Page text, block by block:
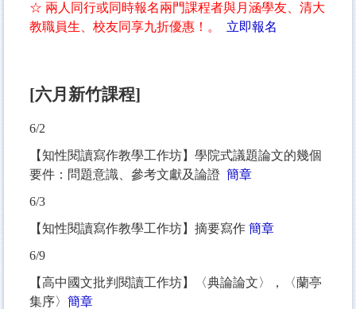
☆ 兩人同行或同時報名兩門課程者與月涵學友、清大
教職員生、校友同享九折優惠！。
立即報名
[六月新竹課程]
6/2
【知性閱讀寫作教學工作坊】學院式議題論文的幾個
要件：問題意識、參考文獻及論證 簡章
6/3
【知性閱讀寫作教學工作坊】摘要寫作 簡章
6/9
【高中國文批判閱讀工作坊】〈典論論文〉，〈蘭亭
集序〉 簡章